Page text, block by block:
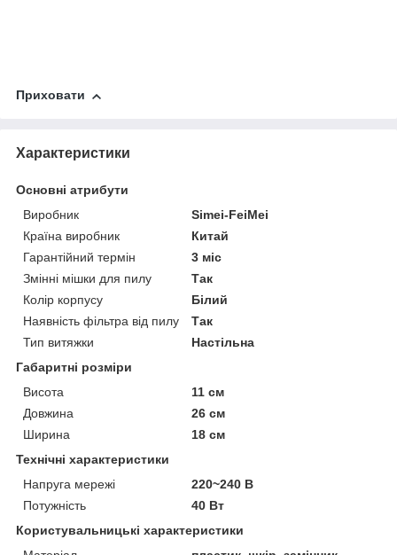
Приховати
Характеристики
Основні атрибути
Виробник
Simei-FeiMei
Країна виробник
Китай
Гарантійний термін
3 міс
Змінні мішки для пилу
Так
Колір корпусу
Білий
Наявність фільтра від пилу
Так
Тип витяжки
Настільна
Габаритні розміри
Висота
11 см
Довжина
26 см
Ширина
18 см
Технічні характеристики
Напруга мережі
220~240 В
Потужність
40 Вт
Користувальницькі характеристики